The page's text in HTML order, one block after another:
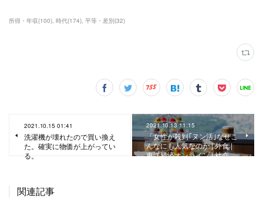
所得・年収(100) 時代(174) 平等・差別(32)
2021.10.15 01:41
洗濯機が壊れたので買い換え
た。確実に物価が上がってい
る。
2021.10.13 11:15
「女性が殺到｢ヌン活｣なぜこ
んなにも人気なのか | 外食 |
東洋経済オンライン | 社会…
関連記事